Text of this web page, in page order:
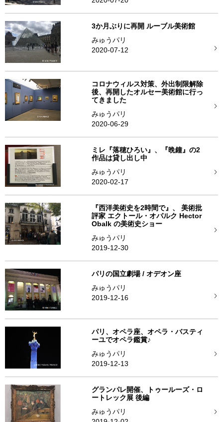
3か月ぶりに再開 ルーブル美術館
みゅうパリ
2020-07-12
コロナウィルス対策、外出制限解除
後、再開したオルセー美術館に行っ
てきました
みゅうパリ
2020-06-29
ミレ『落穂ひろい』、『晩鐘』の2
作品は貸し出し中
みゅうパリ
2020-02-17
『西洋美術史を2時間で』、 美術批
評家 エクトール・オバルク Hector
Obalk の美術史ショー
みゅうパリ
2019-12-30
パリの国立劇場 / オデオン座
みゅうパリ
2019-12-16
パリ、オペラ座、オペラ・バスティ
ーユでオペラ鑑賞♪
みゅうパリ
2019-12-13
グランパレ開催、トゥールーズ・ロ
ートレック展 後編
みゅうパリ